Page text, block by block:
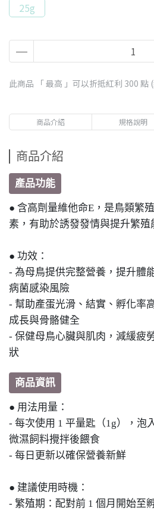
25g
此商品 「 最高 」可以折抵紅利 300 點
商品介紹 規格說明
商品介紹
產品功能
● 含高劑量維他命E，是鳥類繁
素，有助於誘發發情與提升繁殖
● 功效：
- 為母鳥提供完整營養，提升體
病菌感染風險
- 幫助產蛋光滑、結實、孵化率
成長與骨骼健全
- 保健母鳥心臟與肌肉，減緩疲
狀
商品資訊
● 用法用量：
- 每次使用 1 平量匙（1g），泡
微濕飼料攪拌後餵食
- 每日更新以確保營養新鮮
● 建議使用時機：
- 繁殖期：配對前 1 個月開始至